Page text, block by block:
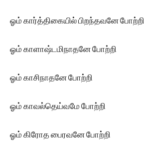
ஓம் கார்த்திகையில் பிறந்தவனே போற்றி
ஓம் காளாஷ்டமிநாதனே போற்றி
ஓம் காசிநாதனே போற்றி
ஓம் காவல்தெய்வமே போற்றி
ஓம் கிரோத பைரவனே போற்றி